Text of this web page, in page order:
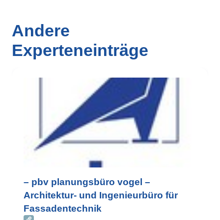
Andere
Experteneinträge
– pbv planungsbüro vogel –
Architektur- und Ingenieurbüro für
Fassadentechnik